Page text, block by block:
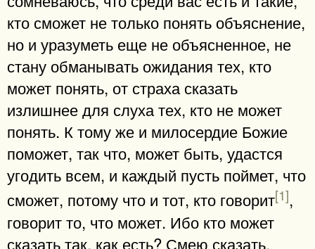
кто сможет не только понять объяснение,
но и уразуметь еще не объясненное, не
стану обманывать ожидания тех, кто
может понять, от страха сказать
излишнее для слуха тех, кто не может
понять. К тому же и милосердие Божие
поможет, так что, может быть, удастся
угодить всем, и каждый пусть поймет, что
сможет, потому что и тот, кто говорит[1],
говорит то, что может. Ибо кто может
сказать так, как есть? Смею сказать,